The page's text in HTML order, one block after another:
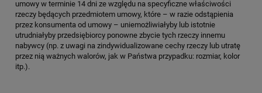
umowy w terminie 14 dni ze względu na specyficzne właściwości
rzeczy będących przedmiotem umowy, które – w razie odstąpienia
przez konsumenta od umowy – uniemożliwiałyby lub istotnie
utrudniałyby przedsiębiorcy ponowne zbycie tych rzeczy innemu
nabywcy (np. z uwagi na zindywidualizowane cechy rzeczy lub utratę
przez nią ważnych walorów, jak w Państwa przypadku: rozmiar, kolor
itp.).